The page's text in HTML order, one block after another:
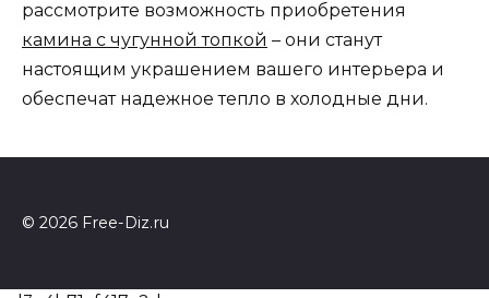
рассмотрите возможность приобретения
камина с чугунной топкой – они станут
настоящим украшением вашего интерьера и
обеспечат надежное тепло в холодные дни.
© 2026 Free-Diz.ru